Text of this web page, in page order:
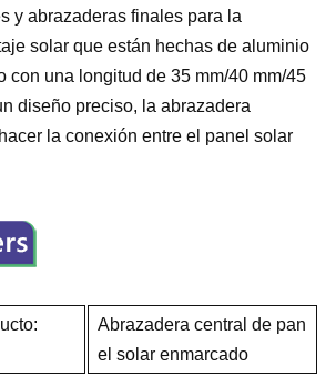
y abrazaderas finales para la
solar que están hechas de aluminio
con una longitud de 35 mm/40 mm/45
diseño preciso, la abrazadera
la conexión entre el panel solar
Abrazadera central de pan
el solar enmarcado